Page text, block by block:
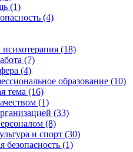
(1)
(4)
(18)
(7)
(4)
образование (10)
тема (16)
(1)
(33)
(8)
и спорт (30)
безопасность (1)